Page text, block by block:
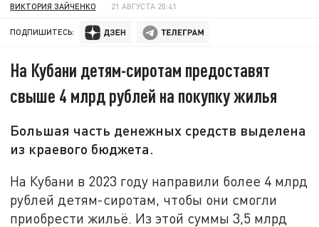
ВИКТОРИЯ ЗАЙЧЕНКО 21 АВГУСТА 20:41
ПОДПИШИТЕСЬ:
На Кубани детям-сиротам предоставят
свыше 4 млрд рублей на покупку жилья
Большая часть денежных средств выделена
из краевого бюджета.
На Кубани в 2023 году направили более 4 млрд
рублей детям-сиротам, чтобы они смогли
приобрести жильё. Из этой суммы 3,5 млрд